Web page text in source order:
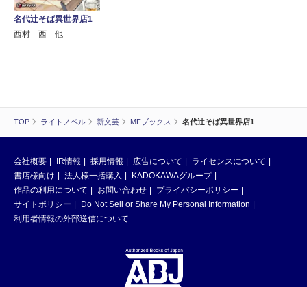
TOP ライトノベル 新文芸 MFブックス 名代辻そば異世界店1
名代辻そば異世界店1
西村 西 他
会社概要 IR情報 採用情報 広告について
ライセンスについて
書店様向け
法人様一括購入
KADOKAWAグループ
作品の利用について
お問い合わせ
プライバシーポリシー
サイトポリシー
Do Not Sell or Share My Personal Information
利用者情報の外部送信について